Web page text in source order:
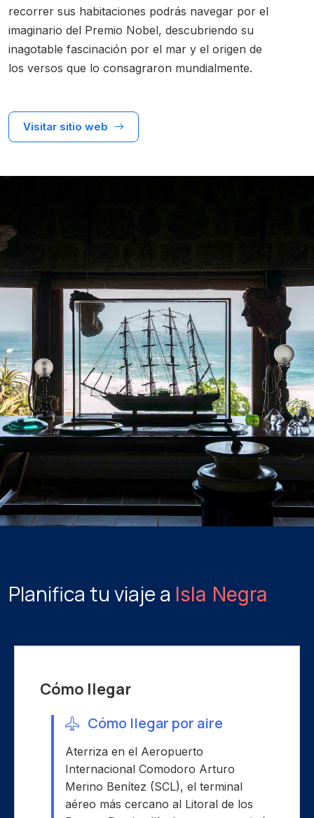
recorrer sus habitaciones podrás navegar por el
imaginario del Premio Nobel, descubriendo su
inagotable fascinación por el mar y el origen de
los versos que lo consagraron mundialmente.
Visitar sitio web
Planifica tu viaje a Isla Negra
Cómo llegar
Cómo llegar por aire
Aterriza en el Aeropuerto
Internacional Comodoro Arturo
Merino Benítez (SCL), el terminal
aéreo más cercano al Litoral de los